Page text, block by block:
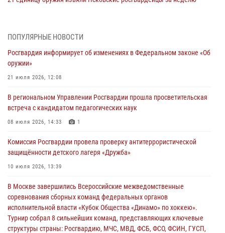
Росгвардейцы принимают участие в обеспечении общественной
02 августа 2026, 13:28
За минувшие сутки Псковские росгвардейцы выезжали два раза на
31 июля 2026, 13:53
В Санкт-Петербурге прошел окружной этап ежегодного
сотрудников вневедомственной охраны Росгвардии, Псковские
Росгвардейцы одержали победу
30 июля 2026, 05:10
Псковская Росгвардия приглашает на службу в подразделениях
вневедомственной охраны
ПОПУЛЯРНЫЕ НОВОСТИ
Росгвардия информирует об изменениях в Федеральном законе «Об
оружии»
21 июля 2026, 12:08
В региональном Управлении Росгвардии прошла просветительская
встреча с кандидатом педагогических наук
08 июля 2026, 14:33 1
Комиссия Росгвардии провела проверку антитеррористической
защищённости детского лагеря «Дружба»
10 июля 2026, 13:39
В Москве завершились Всероссийские межведомственные
соревнования сборных команд федеральных органов
исполнительной власти «Кубок Общества «Динамо» по хоккею».
Турнир собрал 8 сильнейших команд, представляющих ключевые
структуры страны: Росгвардию, МЧС, МВД, ФСБ, ФСО, ФСИН, ГУСП,